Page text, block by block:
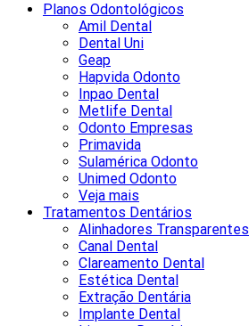
Planos Odontológicos
Amil Dental
Dental Uni
Geap
Hapvida Odonto
Inpao Dental
Metlife Dental
Odonto Empresas
Primavida
Sulamérica Odonto
Unimed Odonto
Veja mais
Tratamentos Dentários
Alinhadores Transparentes
Canal Dental
Clareamento Dental
Estética Dental
Extração Dentária
Implante Dental